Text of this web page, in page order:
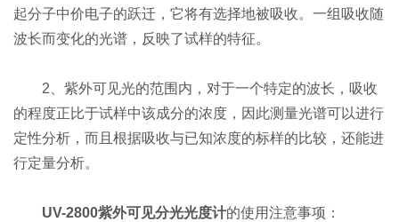
起分子中价电子的跃迁，它将有选择地被吸收。一组吸收随
波长而变化的光谱，反映了试样的特征。
2、紫外可见光的范围内，对于一个特定的波长，吸收
的程度正比于试样中该成分的浓度，因此测量光谱可以进行
定性分析，而且根据吸收与已知浓度的标样的比较，还能进
行定量分析。
UV-2800紫外可见分光光度计的使用注意事项：